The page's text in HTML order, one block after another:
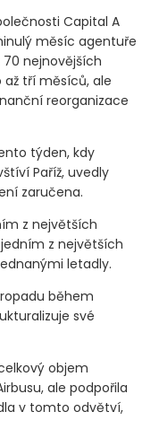
Capital A
měsíc agentuře
70 nejnovějších
tří měsíců, ale
reorganizace
týden, kdy
Paříž, uvedly
zaručena.
z největších
z největších
letadly.
během
své
objem
ale podpořila
v tomto odvětví,